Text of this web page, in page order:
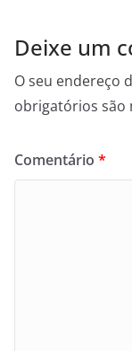
Deixe um
O seu endereço
obrigatórios são
Comentário *